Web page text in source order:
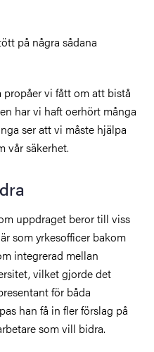
på några sådana
vi fått om att bistå
har vi haft oerhört många
ser att vi måste hjälpa
vår säkerhet.
uppdraget beror till viss
som yrkesofficer bakom
integrerad mellan
vilket gjorde det
för båda
han få in fler förslag på
som vill bidra.